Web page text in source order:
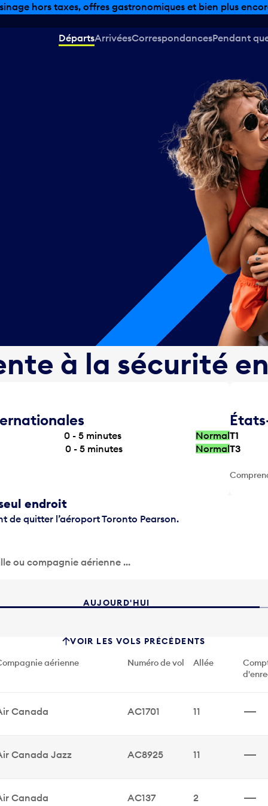
hors taxes, offres gastronomiques et bien plus
DépartsArrivéesCorrespondancesPendant
à la sécurité
0 - 5 minutes
Normal
0 - 5minutes Normal
T1
T3
endroit
de quitter l’aéroport Toronto Pearson.
ou compagnie aérienne ...
AUJOURD'HUI
VOIR LES VOLS PRÉCÉDENTS
aérienne Numéro de vol Allée
aérienne
Canada
de vol AC1701 Allée
11
aérienne
Canada Jazz
de vol AC8925 Allée
11
aérienne
Canada
de vol
AC137
Allée
2